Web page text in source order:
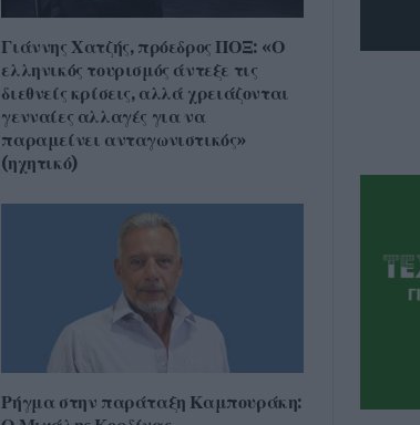
Γιάννης Χατζής, πρόεδρος ΠΟΞ: «Ο
ελληνικός τουρισμός άντεξε τις
διεθνείς κρίσεις, αλλά χρειάζονται
γενναίες αλλαγές για να
παραμείνει ανταγωνιστικός»
(ηχητικό)
Ρήγμα στην παράταξη Καμπουράκη: